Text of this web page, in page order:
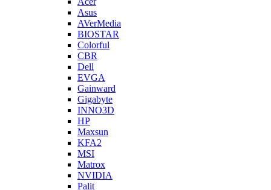
Asus
AVerMedia
BIOSTAR
Colorful
CBR
Dell
EVGA
Gainward
Gigabyte
INNO3D
HP
Maxsun
KFA2
MSI
Matrox
NVIDIA
Palit